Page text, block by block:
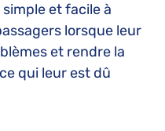
et facile à
lorsque leur
et rendre la
qui leur est dû